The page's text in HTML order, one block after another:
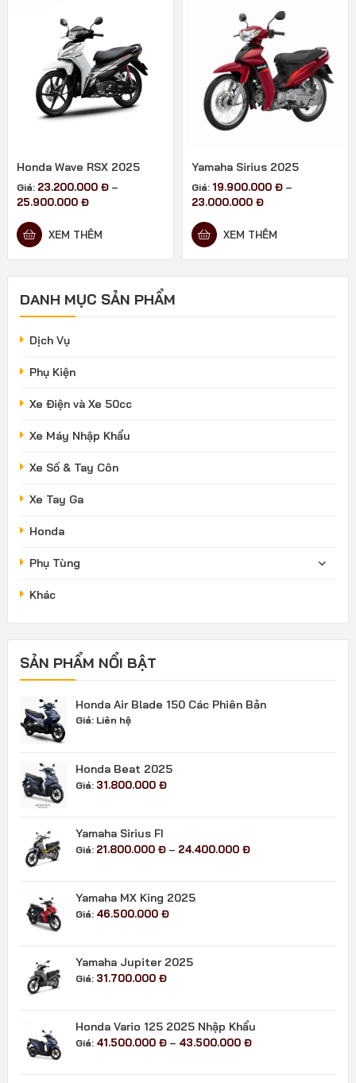
Honda Wave RSX 2025
Giá: 23.200.000 Đ –
25.900.000 ĐKhoảng
từ
XEM THÊM
Yamaha Sirius 2025
Giá: 19.900.000 Đ –
23.000.000 ĐKhoảng
từ
XEM THÊM
DANH MỤC SẢN PHẨM
Dịch Vụ
Phụ Kiện
Xe Điện và Xe 50cc
Xe Máy Nhập Khẩu
Xe Số & Tay Côn
Xe Tay Ga
Honda
Phụ Tùng
Khác
SẢN PHẨM NỔI BẬT
Honda Air Blade 150 Các Phiên Bản
Giá: Liên hệ
Honda Beat 2025
Giá: 31.800.000 Đ
Yamaha Sirius FI
Giá: 21.800.000 Đ – 24.400.000 ĐKhoảng
Yamaha MX King 2025
Giá: 46.500.000 Đ
Yamaha Jupiter 2025
Giá: 31.700.000 Đ
Honda Vario 125 2025 Nhập Khẩu
Giá: 41.500.000 Đ – 43.500.000 ĐKhoảng